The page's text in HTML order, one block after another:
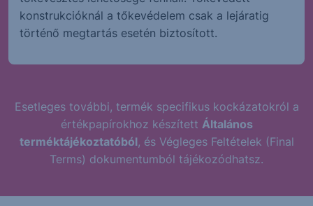
konstrukcióknál a tőkevédelem csak a lejáratig
történő megtartás esetén biztosított.
Esetleges további, termék specifikus kockázatokról a
értékpapírokhoz készített Általános
terméktájékoztatóból, és Végleges Feltételek (Final
Terms) dokumentumból tájékozódhatsz.